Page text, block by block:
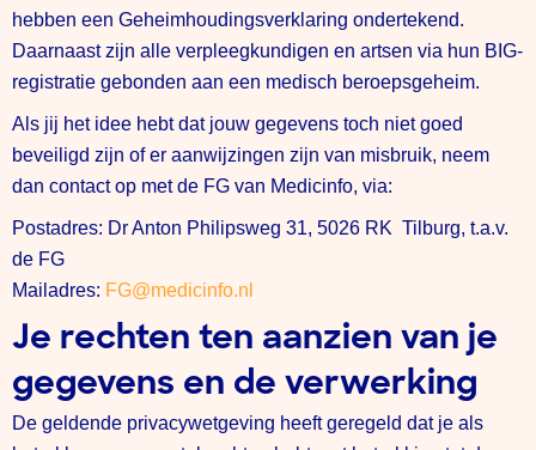
hebben een Geheimhoudingsverklaring ondertekend.
Daarnaast zijn alle verpleegkundigen en artsen via hun BIG-
registratie gebonden aan een medisch beroepsgeheim.
Als jij het idee hebt dat jouw gegevens toch niet goed
beveiligd zijn of er aanwijzingen zijn van misbruik, neem
dan contact op met de FG van Medicinfo, via:
Postadres: Dr Anton Philipsweg 31, 5026 RK Tilburg, t.a.v.
de FG
Mailadres: FG@medicinfo.nl
Je rechten ten aanzien van je
gegevens en de verwerking
De geldende privacywetgeving heeft geregeld dat je als